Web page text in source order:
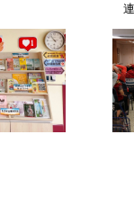
連